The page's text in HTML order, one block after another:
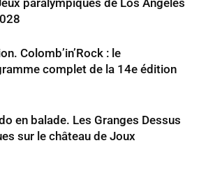
Colomb’in’Rock : le
complet de la 14e édition
en balade. Les Granges Dessus
sur le château de Joux